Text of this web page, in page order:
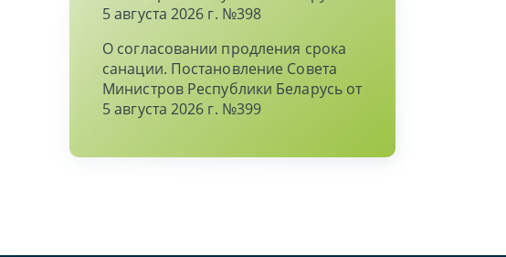
5 августа 2026 г. №398
О согласовании продления срока
санации. Постановление Совета
Министров Республики Беларусь от
5 августа 2026 г. №399